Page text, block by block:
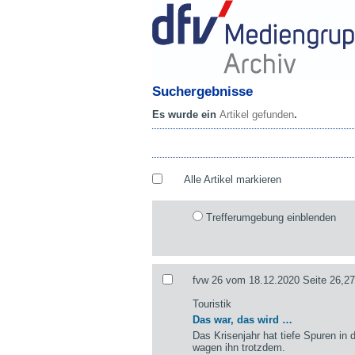
Suchergebnisse
Es wurde ein Artikel gefunden.
Alle Artikel markieren
Trefferumgebung einblenden
fvw 26 vom 18.12.2020 Seite
Touristik
Das war, das wird …
Das Krisenjahr hat tiefe Spuren in
wagen ihn trotzdem.